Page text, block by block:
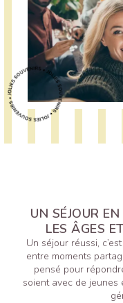
UN SÉJOUR
LES ÂGES
Un séjour réussi,
entre moments
pensé pour
soient avec de jeunes